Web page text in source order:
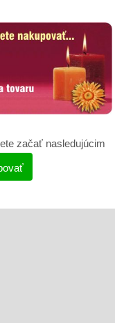
začať nasledujúcim